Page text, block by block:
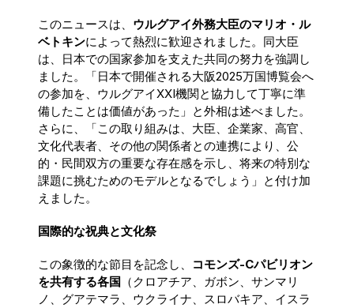
このニュースは、 ウルグアイ外務大臣のマリオ・ル
ベトキンによって熱烈に歓迎されました。同大臣
は、日本での国家参加を支えた共同の努力を強調し
ました。「日本で開催される大阪2025万国博覧会へ
の参加を、ウルグアイXXI機関と協力して丁寧に準
備したことは価値があった」と外相は述べました。
さらに、「この取り組みは、大臣、企業家、高官、
文化代表者、その他の関係者との連携により、公
的・民間双方の重要な存在感を示し、将来の特別な
課題に挑むためのモデルとなるでしょう」と付け加
えました。
国際的な祝典と文化祭
この象徴的な節目を記念し、
コモンズ-Cパビリオン
を共有する各国 （クロアチア、ガボン、サンマリ
ノ、グアテマラ、ウクライナ、スロバキア、イスラ